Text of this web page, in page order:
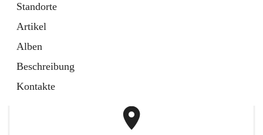
Standorte
Artikel
Alben
Beschreibung
Kontakte
Tab
Online-Reservierung
Externe Webseite
öffnet
in
neuem
Tab